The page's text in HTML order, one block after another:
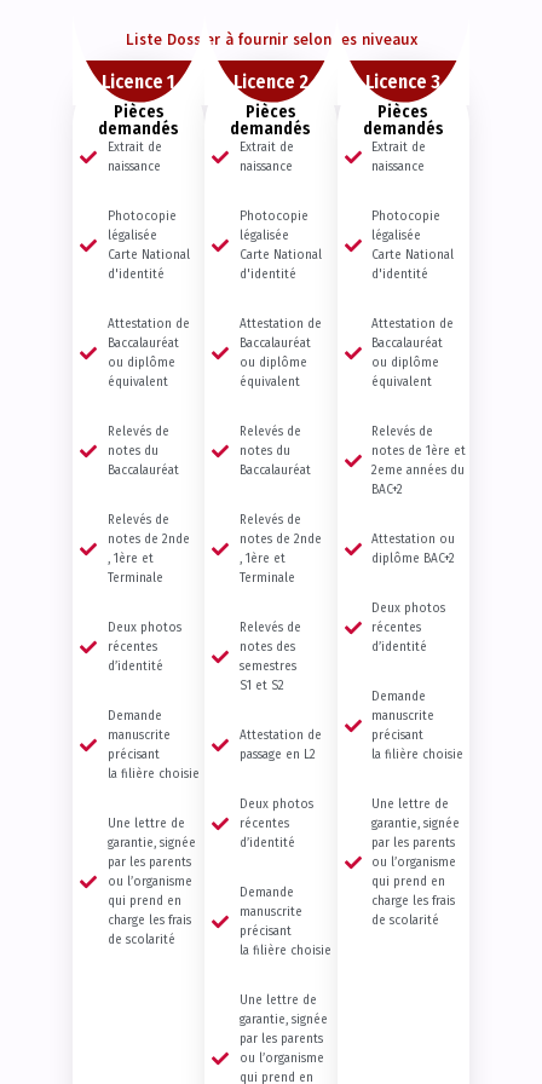
Liste Dossier à fournir selon les niveaux
Licence 1
Pièces
demandés
Extrait de
naissance
Photocopie
légalisée
Carte National
d'identité
Attestation de
Baccalauréat
ou diplôme
équivalent
Relevés de
notes du
Baccalauréat
Relevés de
notes de 2nde
, 1ère et
Terminale
Deux photos
récentes
d’identité
Demande
manuscrite
précisant
la filière choisie
Une lettre de
garantie, signée
par les parents
ou l’organisme
qui prend en
charge les frais
de scolarité
Licence 2
Pièces
demandés
Extrait de
naissance
Photocopie
légalisée
Carte National
d'identité
Attestation de
Baccalauréat
ou diplôme
équivalent
Relevés de
notes du
Baccalauréat
Relevés de
notes de 2nde
, 1ère et
Terminale
Relevés de
notes des
semestres
S1 et S2
Attestation de
passage en L2
Deux photos
récentes
d’identité
Demande
manuscrite
précisant
la filière choisie
Une lettre de
garantie, signée
par les parents
ou l’organisme
qui prend en
Licence 3
Pièces
demandés
Extrait de
naissance
Photocopie
légalisée
Carte National
d'identité
Attestation de
Baccalauréat
ou diplôme
équivalent
Relevés de
notes de 1ère et
2eme années du
BAC+2
Attestation ou
diplôme BAC+2
Deux photos
récentes
d’identité
Demande
manuscrite
précisant
la filière choisie
Une lettre de
garantie, signée
par les parents
ou l’organisme
qui prend en
charge les frais
de scolarité